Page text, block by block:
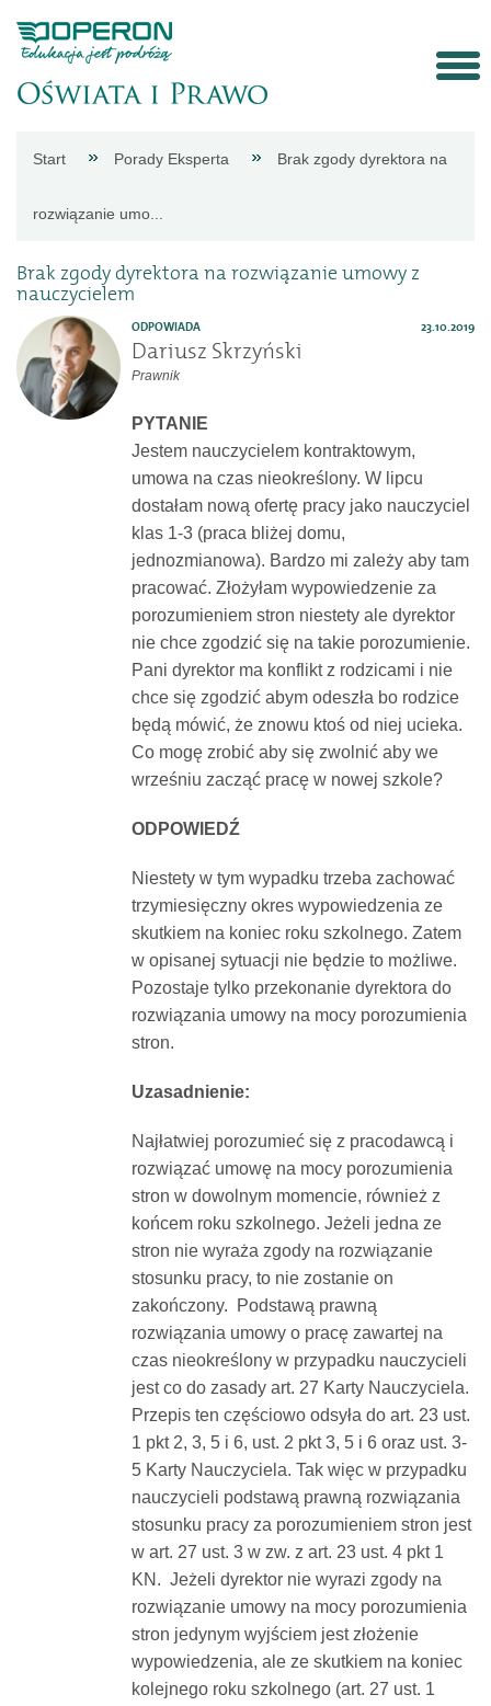
Aktualności
Porady
eksperta
Dokumenty
Start Porady Eksperta Brak zgody dyrektora na
rozwiązanie umo...
Brak zgody dyrektora na rozwiązanie umowy z
nauczycielem
ODPOWIADA 23.10.2019
Dariusz Skrzyński
Prawnik
PYTANIE
Jestem nauczycielem kontraktowym,
umowa na czas nieokreślony. W lipcu
dostałam nową ofertę pracy jako nauczyciel
klas 1-3 (praca bliżej domu,
jednozmianowa). Bardzo mi zależy aby tam
pracować. Złożyłam wypowiedzenie za
porozumieniem stron niestety ale dyrektor
nie chce zgodzić się na takie porozumienie.
Pani dyrektor ma konflikt z rodzicami i nie
chce się zgodzić abym odeszła bo rodzice
będą mówić, że znowu ktoś od niej ucieka.
Co mogę zrobić aby się zwolnić aby we
wrześniu zacząć pracę w nowej szkole?
ODPOWIEDŹ
Niestety w tym wypadku trzeba zachować
trzymiesięczny okres wypowiedzenia ze
skutkiem na koniec roku szkolnego. Zatem
w opisanej sytuacji nie będzie to możliwe.
Pozostaje tylko przekonanie dyrektora do
rozwiązania umowy na mocy porozumienia
stron.
Uzasadnienie:
Najłatwiej porozumieć się z pracodawcą i
rozwiązać umowę na mocy porozumienia
stron w dowolnym momencie, również z
końcem roku szkolnego. Jeżeli jedna ze
stron nie wyraża zgody na rozwiązanie
stosunku pracy, to nie zostanie on
zakończony. Podstawą prawną
rozwiązania umowy o pracę zawartej na
czas nieokreślony w przypadku nauczycieli
jest co do zasady art. 27 Karty Nauczyciela.
Przepis ten częściowo odsyła do art. 23 ust.
1 pkt 2, 3, 5 i 6, ust. 2 pkt 3, 5 i 6 oraz ust. 3-
5 Karty Nauczyciela. Tak więc w przypadku
nauczycieli podstawą prawną rozwiązania
stosunku pracy za porozumieniem stron jest
w art. 27 ust. 3 w zw. z art. 23 ust. 4 pkt 1
KN. Jeżeli dyrektor nie wyrazi zgody na
rozwiązanie umowy na mocy porozumienia
stron jedynym wyjściem jest złożenie
wypowiedzenia, ale ze skutkiem na koniec
kolejnego roku szkolnego (art. 27 ust. 1